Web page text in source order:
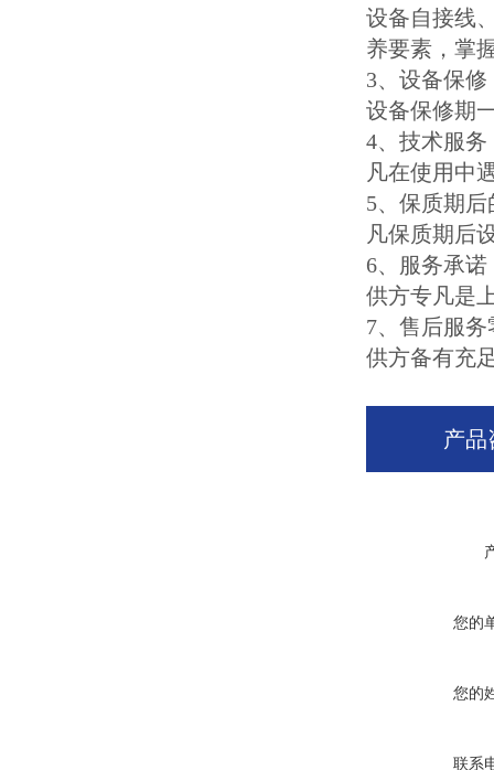
设备自接线
养要素，掌
3、设备保修
设备保修期
4、技术服务
凡在使用中
5、保质期
凡保质期后
6、服务承诺
供方专凡是
7、售后服
供方备有充
产品
您的
您的
联系